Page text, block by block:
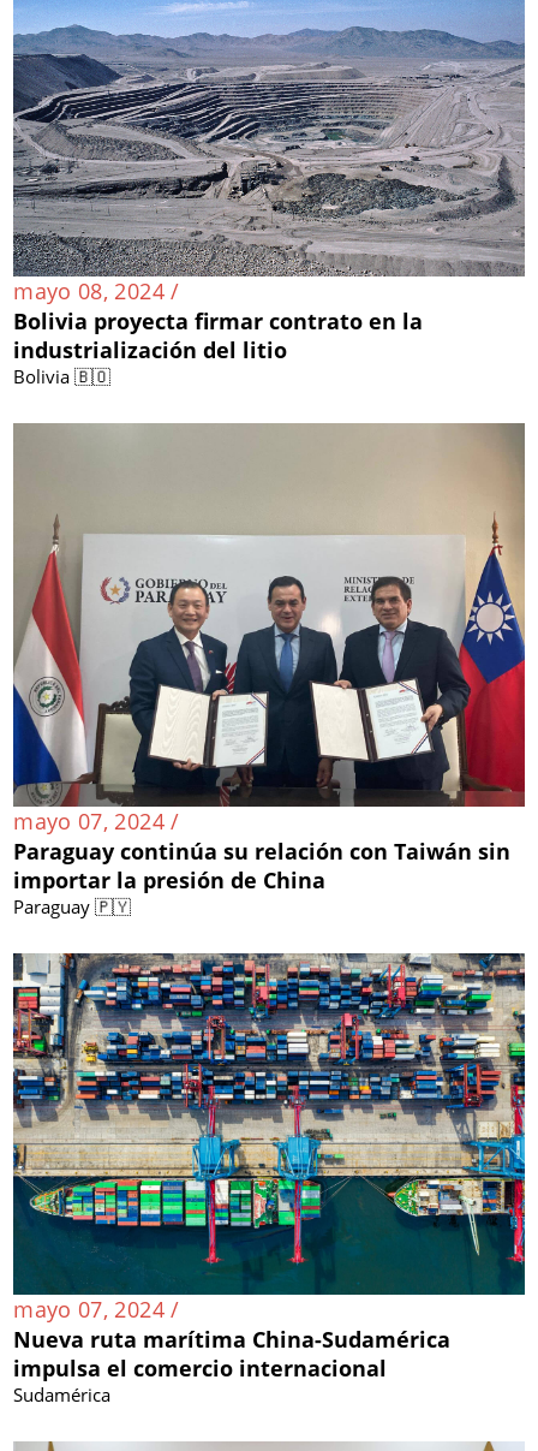
mayo 08, 2024 /
Bolivia proyecta firmar contrato en la
industrialización del litio
Bolivia 🇧🇴
mayo 07, 2024 /
Paraguay continúa su relación con Taiwán sin
importar la presión de China
Paraguay 🇵🇾
mayo 07, 2024 /
Nueva ruta marítima China-Sudamérica
impulsa el comercio internacional
Sudamérica